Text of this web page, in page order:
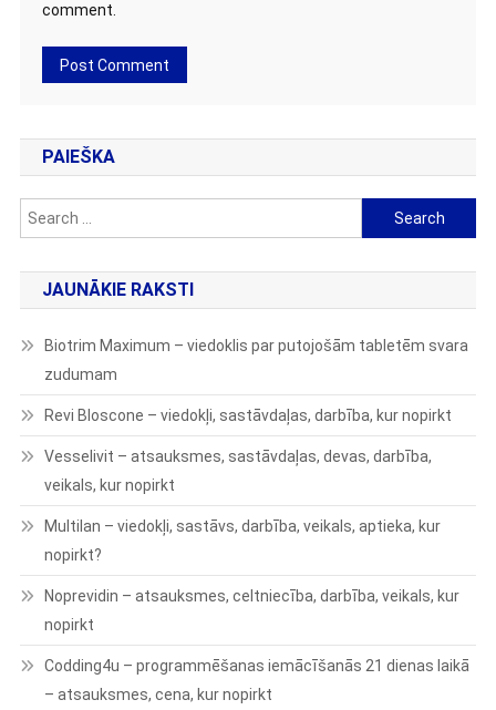
comment.
PAIEŠKA
Search
for:
JAUNĀKIE RAKSTI
Biotrim Maximum – viedoklis par putojošām tabletēm svara
zudumam
Revi Bloscone – viedokļi, sastāvdaļas, darbība, kur nopirkt
Vesselivit – atsauksmes, sastāvdaļas, devas, darbība,
veikals, kur nopirkt
Multilan – viedokļi, sastāvs, darbība, veikals, aptieka, kur
nopirkt?
Noprevidin – atsauksmes, celtniecība, darbība, veikals, kur
nopirkt
Codding4u – programmēšanas iemācīšanās 21 dienas laikā
– atsauksmes, cena, kur nopirkt